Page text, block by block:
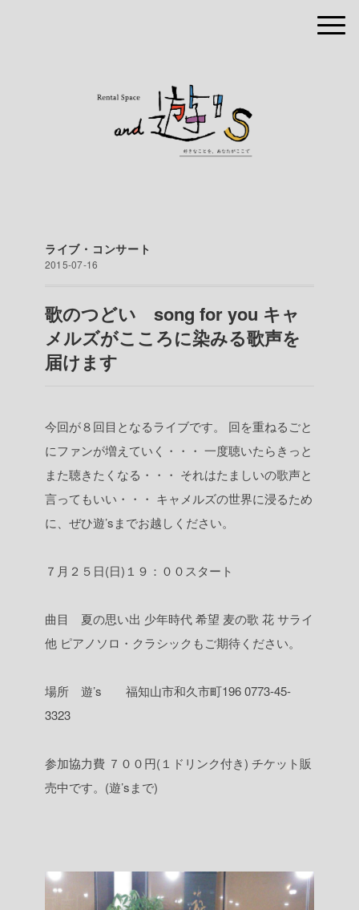
ライブ・コンサート
2015-07-16
歌のつどい song for you キャ
メルズがこころに染みる歌声を
届けます
今回が８回目となるライブです。
回を重ねるごと
にファンが増えていく・・・ 一度聴いたらきっと
また聴きたくなる・・・ それはたましいの歌声と
言ってもいい・・・ キャメルズの世界に浸るため
に、ぜひ遊’sまでお越しください。
７月２５日(日)１９：００スタート
曲目 夏の思い出 少年時代希望 麦の歌 花サライ
他 ピアノソロ・クラシックもご期待ください。
場所 遊’s 福知山市和久市町1960773-45-
3323
参加協力費 ７００円(１ドリンク付き) チケット販
売中です。(遊’sまで)